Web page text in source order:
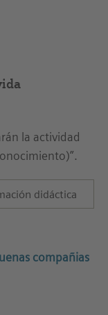
la actividad
didáctica
compañias